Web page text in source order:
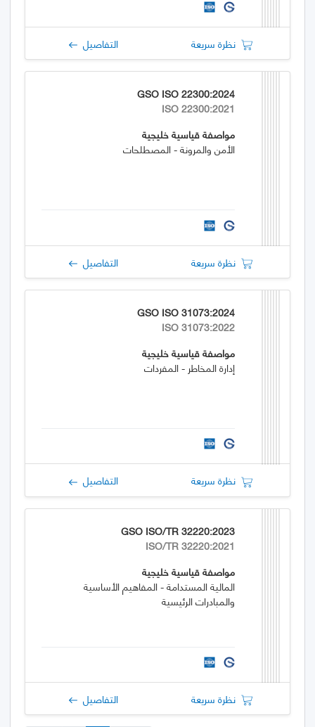
نظرة سريعة التفاصيل
GSO ISO 22300:2024
ISO 22300:2021
مواصفة قياسية خليجية
الأمن والمرونة - المصطلحات
نظرة سريعة التفاصيل
GSO ISO 31073:2024
ISO 31073:2022
مواصفة قياسية خليجية
إدارة المخاطر - المفردات
نظرة سريعة التفاصيل
GSO ISO/TR 32220:2023
ISO/TR 32220:2021
مواصفة قياسية خليجية
المالية المستدامة - المفاهيم الأساسية
والمبادرات الرئيسية
نظرة سريعة التفاصيل